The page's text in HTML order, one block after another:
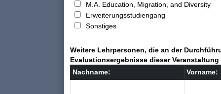
M.A. Education, Migration, and Diversity
Erweiterungsstudiengang
Sonstiges
Weitere Lehrpersonen, die an der
Evaluationsergebnisse dieser
Nachname:
Vorname: